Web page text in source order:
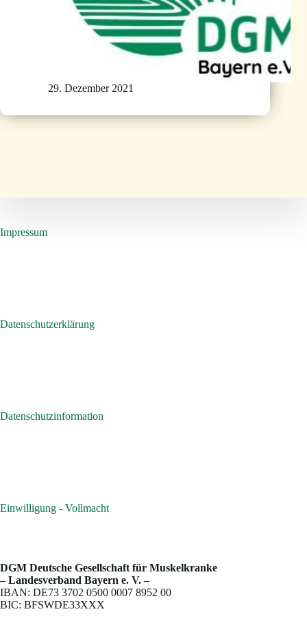
29. Dezember 2021
Impressum
Datenschutzerklärung
Datenschutzinformation
Einwilligung - Vollmacht
DGM Deutsche Gesellschaft für Muskelkranke
– Landesverband Bayern e. V. –
IBAN: DE73 3702 0500 0007 8952 00
BIC: BFSWDE33XXX